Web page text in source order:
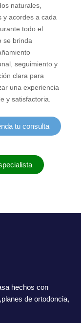
naturales,
y acordes a cada
todo el
se brinda
seguimiento y
clara para
una experiencia
y satisfactoria.
tu consulta
hechos con
de ortodoncia,